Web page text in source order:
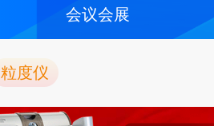
会议会展
粒度仪